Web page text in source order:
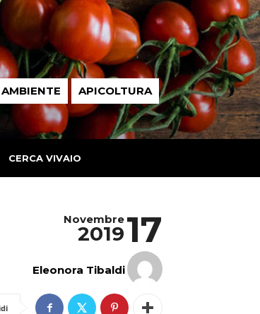
AMBIENTE APICOLTURA
CERCA VIVAIO
17
Novembre
2019
Eleonora Tibaldi